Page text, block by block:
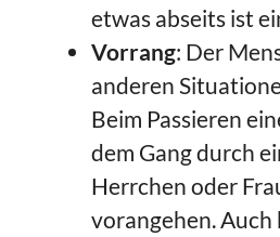
etwas abseits ist
Vorrang: Der
anderen
Beim Passieren
dem Gang durch
Herrchen oder
vorangehen. Auch